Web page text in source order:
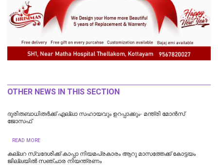
OTHER NEWS IN THIS SECTION
ദുരിതബാധിതർക്ക് എല്ലാ സഹായവും ഉറപ്പാക്കും- മന്ത്രി മോൻസ്
ജോസഫ്
READ MORE
കല്ലറ സ്വദേശിക്ക് കാപ്പാ നിയമപ്രകാരം ആറു മാസത്തേക്ക് കോട്ടയം
ജില്ലയിൽ സഞ്ചാര നിയന്ത്രണം